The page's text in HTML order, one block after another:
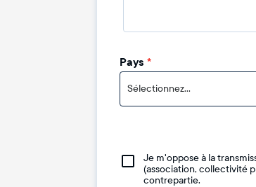
Pays *
Sélectionnez...
Je m'oppose à la
(association, collectivité
contrepartie.